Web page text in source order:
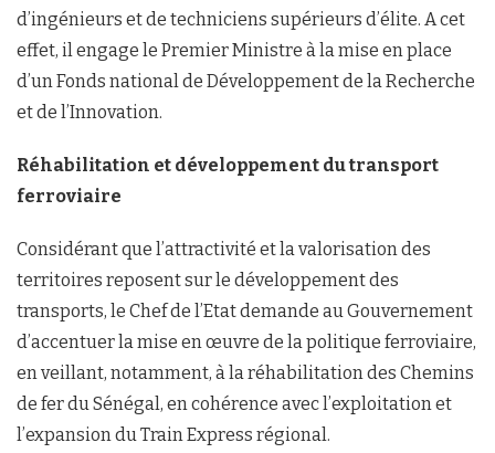
d’ingénieurs et de techniciens supérieurs d’élite. A cet
effet, il engage le Premier Ministre à la mise en place
d’un Fonds national de Développement de la Recherche
et de l’Innovation.
Réhabilitation et développement du transport
ferroviaire
Considérant que l’attractivité et la valorisation des
territoires reposent sur le développement des
transports, le Chef de l’Etat demande au Gouvernement
d’accentuer la mise en œuvre de la politique ferroviaire,
en veillant, notamment, à la réhabilitation des Chemins
de fer du Sénégal, en cohérence avec l’exploitation et
l’expansion du Train Express régional.